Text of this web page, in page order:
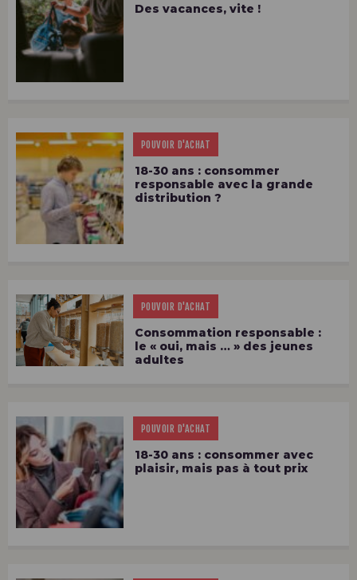
Des vacances, vite !
POUVOIR D'ACHAT
18-30 ans : consommer
responsable avec la grande
distribution ?
POUVOIR D'ACHAT
Consommation responsable :
le « oui, mais … » des jeunes
adultes
POUVOIR D'ACHAT
18-30 ans : consommer avec
plaisir, mais pas à tout prix